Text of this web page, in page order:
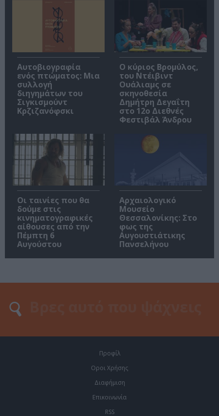
Αυτοβιογραφία
ενός πτώματος: Μια
συλλογή
διηγημάτων του
Σιγκισμούντ
Κρζιζανόφσκι
O κύριος Βρομύλος,
του Ντέιβιντ
Ουάλιαμς σε
σκηνοθεσία
Δημήτρη Δεγαΐτη
στο 12ο Διεθνές
Φεστιβάλ Άνδρου
Οι ταινίες που θα
δούμε στις
κινηματογραφικές
αίθουσες από την
Πέμπτη 6
Αυγούστου
Αρχαιολογικό
Μουσείο
Θεσσαλονίκης: Στο
φως της
Αυγουστιάτικης
Πανσελήνου
Προφίλ
Οροι Χρήσης
Διαφήμιση
Επικοινωνία
RSS